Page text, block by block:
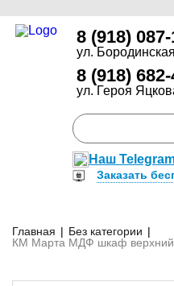
8 (918)
ул.
8 (918)
ул. Героя
Наш
Заказать
Главная | Без категории |
КМ Марта МДФ шкаф верхний